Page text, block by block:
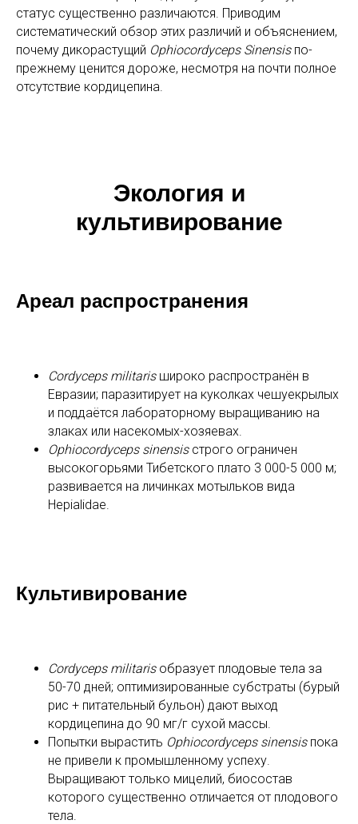
статус существенно различаются. Приводим
систематический обзор этих различий и объяснением,
почему дикорастущий Ophiocordyceps Sinensisпо-
прежнему ценится дороже, несмотря на почти полное
отсутствие кордицепина.
Экология и
культивирование
Ареал распространения
Cordyceps militarisшироко распространён в
Евразии; паразитирует на куколках чешуекрылых
и поддаётся лабораторному выращиванию на
злаках или насекомых-хозяевах.
Ophiocordyceps sinensisстрого ограничен
высокогорьями Тибетского плато 3 000-5 000 м;
развивается на личинках мотыльков вида
Hepialidae.
Культивирование
Cordyceps militarisобразует плодовые тела за
50-70 дней; оптимизированные субстраты (бурый
рис + питательный бульон) дают выход
кордицепина до 90 мг/г сухой массы.
Попытки вырастить Ophiocordyceps sinensis пока
не привели к промышленному успеху.
Выращивают только мицелий, биосостав
которого существенно отличается от плодового
тела.